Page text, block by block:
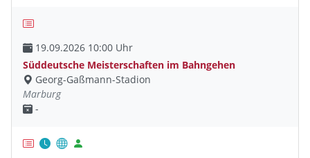
19.09.2026 10:00 Uhr
Süddeutsche Meisterschaften im Bahngehen
Georg-Gaßmann-Stadion
Marburg
-